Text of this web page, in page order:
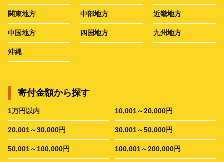
関東地方 中部地方 近畿地方
中国地方 四国地方 九州地方
沖縄
寄付金額から探す
1万円以内 10,001～20,000円
20,001～30,000円 30,001～50,000円
50,001～100,000円 100,001～200,000円